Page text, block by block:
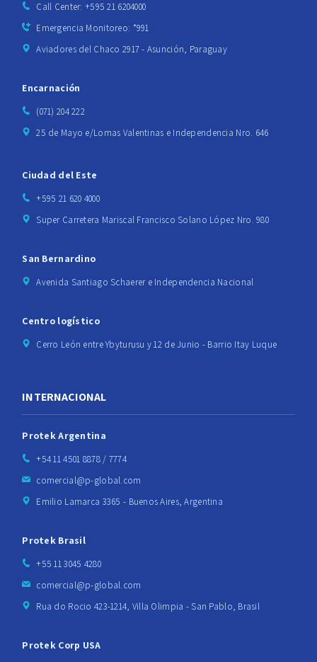
Call Center: +595 21 6204000
Emergencia Monitoreo: *991
Aviadores del Chaco 2917 - Asunción, Paraguay
Encarnación
(071) 204 222
25 de Mayo e/Lomas Valentinas e Independencia Nro. 646
Ciudad del Este
+595 21 620 4000
Super Carretera Mariscal Francisco Solano López Nro. 980
San Bernardino
Avenida Santiago Schaerer e Independencia Nacional
Centro logístico
Cerro León entre Ybyturusu y 12 de Junio - Barrio Itay Luque
INTERNACIONAL
Protek Argentina
+54 11 4501 8878 / 7774
comercial@p-global.com
Emilio Lamarca 3365 - Buenos Aires, Argentina
Protek Brasil
+55 11 3045 4280
comercial@p-global.com
Rua do Rocio 423-1214, Villa Olimpia - San Pablo, Brasil
Protek Corp USA